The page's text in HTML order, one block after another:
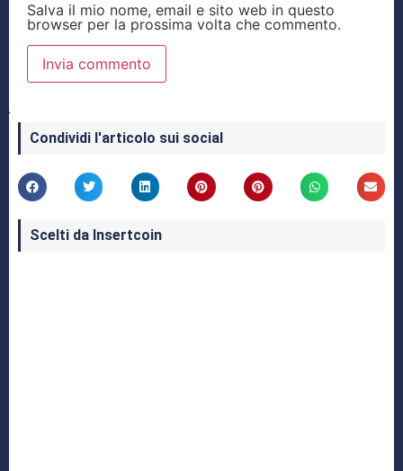
Salva il mio nome, email e sito web in questo
browser per la prossima volta che commento.
Condividi l'articolo sui social
Scelti da Insertcoin